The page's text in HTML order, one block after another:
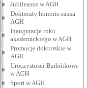
Jubileusze w AGH
Doktoraty honoris causa
AGH
Inauguracje roku
akademickiego w AGH
Promocje doktorskie w
AGH
Uroczystosci Barbórkowe
w AGH
Sport w AGH